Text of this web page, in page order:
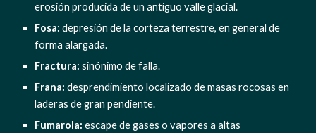
erosión producida de un antiguo valle glacial.
Fosa: depresión de la corteza terrestre, en general de
forma alargada.
Fractura: sinónimo de falla.
Frana: desprendimiento localizado de masas rocosas en
laderas de gran pendiente.
Fumarola: escape de gases o vapores a altas